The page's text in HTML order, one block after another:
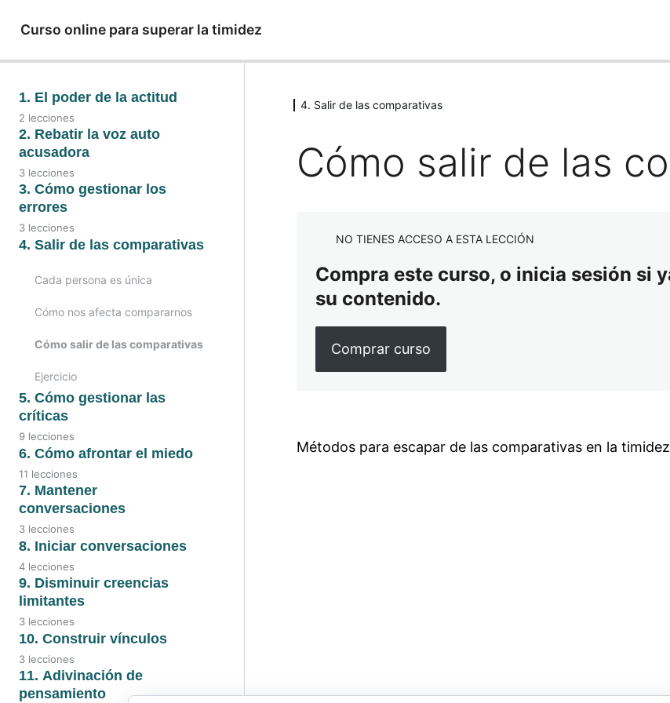
Curso online para superar la timidez
1. El poder de la actitud
2 lecciones
2. Rebatir la voz auto
acusadora
3 lecciones
3. Cómo gestionar los
errores
3 lecciones
4. Salir de las comparativas
Cada persona es única
Cómo nos afecta compararnos
Cómo salir de las comparativas
Ejercicio
5. Cómo gestionar las
críticas
9 lecciones
6. Cómo afrontar el miedo
11 lecciones
7. Mantener
conversaciones
3 lecciones
8. Iniciar conversaciones
4 lecciones
9. Disminuir creencias
limitantes
3 lecciones
10. Construir vínculos
3 lecciones
11. Adivinación de
pensamiento
4. Salir de las comparativas
Cómo salir de las
NO TIENES ACCESO A ESTA LECCIÓN
Compra este curso, o inicia sesión si
su contenido.
Comprar curso
Métodos para escapar de las comparativas en la